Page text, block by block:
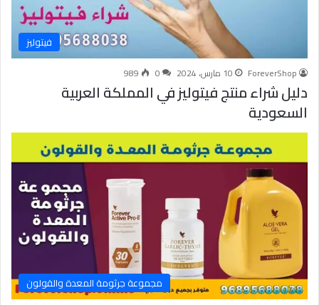
فيتوليز
ForeverShop 10 مارس، 2024 0
989
دليل شراء منتج فيتوليز في المملكة العربية
السعودية
مجموعة جرثومة المعدة والقولون